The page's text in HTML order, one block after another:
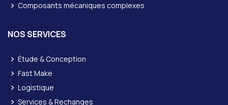
Composants mécaniques complexes
NOS SERVICES
Étude & Conception
Fast Make
Logistique
Services & Rechanges